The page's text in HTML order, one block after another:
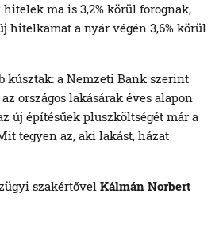
ma is 3,2% körül forognak,
hitelkamat a nyár végén 3,6% körül
kúsztak: a Nemzeti Bank szerint
országos lakásárak éves alapon
új építésűek pluszköltségét már a
tegyen az, aki lakást, házat
szakértővel Kálmán Norbert